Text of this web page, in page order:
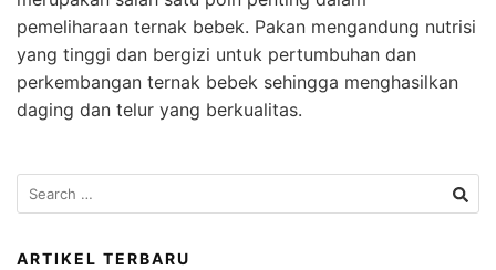
pemeliharaan ternak bebek. Pakan mengandung nutrisi
yang tinggi dan bergizi untuk pertumbuhan dan
perkembangan ternak bebek sehingga menghasilkan
daging dan telur yang berkualitas.
Search
for:
ARTIKEL TERBARU